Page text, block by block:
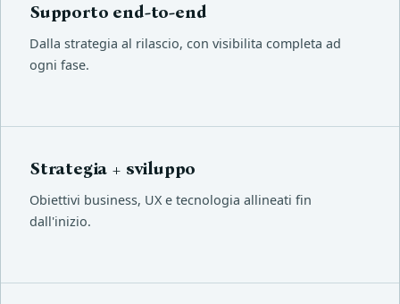
Supporto end-to-end
Dalla strategia al rilascio, con visibilita completa ad
ogni fase.
Strategia + sviluppo
Obiettivi business, UX e tecnologia allineati fin
dall'inizio.